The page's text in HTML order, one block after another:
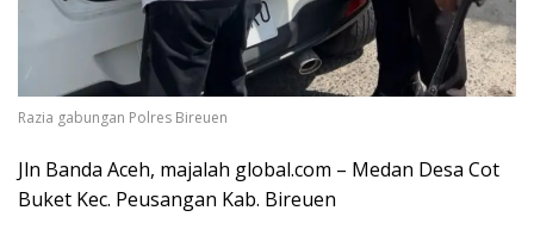
Razia gabungan Polres Bireuen
Jln Banda Aceh, majalah global.com – Medan Desa Cot
Buket Kec. Peusangan Kab. Bireuen